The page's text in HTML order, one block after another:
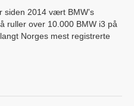
siden 2014 vært BMW’s
ruller over 10.000 BMW i3 på
Norges mest registrerte